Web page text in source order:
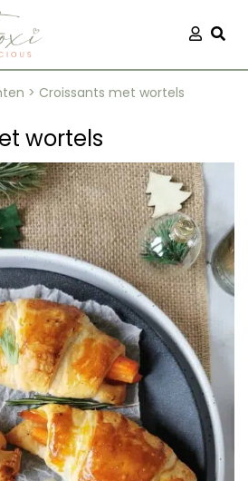
> Croissants met wortels
wortels